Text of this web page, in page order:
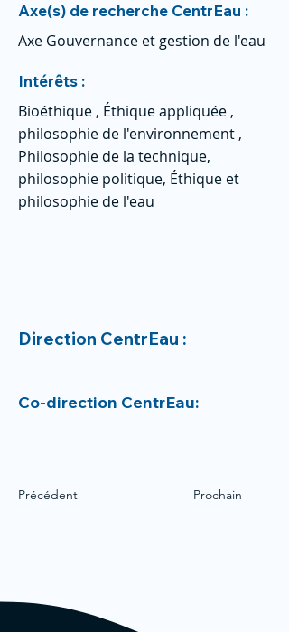
Axe(s) de recherche CentrEau :
Axe Gouvernance et gestion de l'eau
Intérêts :
Bioéthique , Éthique appliquée ,
philosophie de l'environnement ,
Philosophie de la technique,
philosophie politique, Éthique et
philosophie de l'eau
Direction CentrEau :
Co-direction CentrEau:
Précédent Prochain